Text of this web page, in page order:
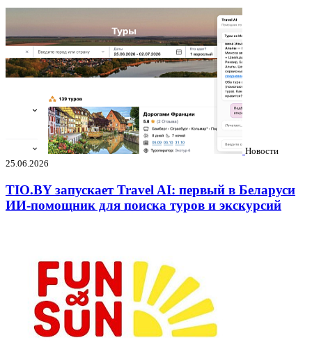
Новости
25.06.2026
TIO.BY запускает Travel AI: первый в Беларуси
ИИ-помощник для поиска туров и экскурсий